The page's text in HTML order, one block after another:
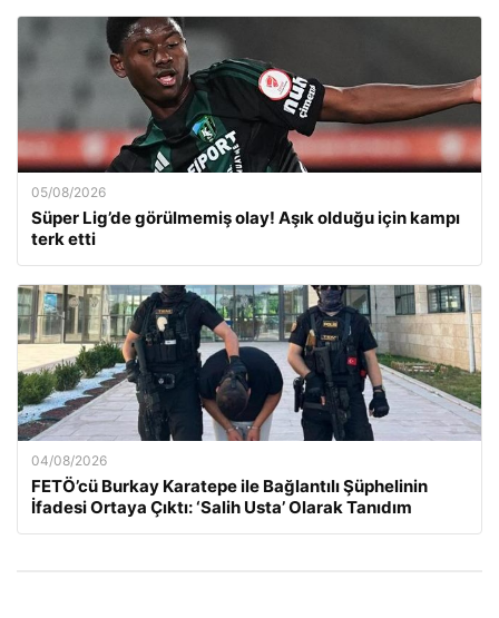
05/08/2026
Süper Lig’de görülmemiş olay! Aşık olduğu için kampı
terk etti
04/08/2026
FETÖ’cü Burkay Karatepe ile Bağlantılı Şüphelinin
İfadesi Ortaya Çıktı: ‘Salih Usta’ Olarak Tanıdım